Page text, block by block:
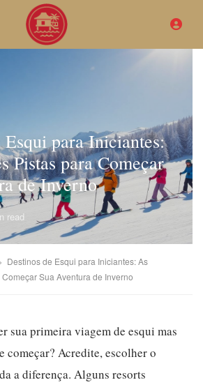
Esqui para Iniciantes:
Pistas para Começar
de Inverno
read
› Destinos de Esqui para Iniciantes: As
Sua Aventura de Inverno
sua primeira viagem de esqui mas
começar? Acredite, escolher o
a diferença. Alguns resorts